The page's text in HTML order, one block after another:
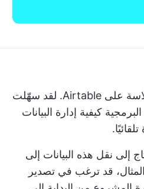
يعمل مشروع فريقك بسلاسة على Airtable. لقد سهّلت
كيفية إدارة البيانات
إلى نقل هذه البيانات إلى
قد ترغب في تصدير